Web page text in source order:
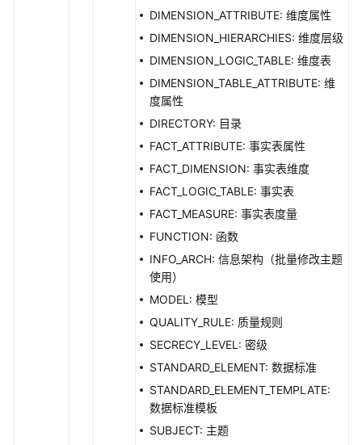
DIMENSION_ATTRIBUTE: 维度属性
DIMENSION_HIERARCHIES: 维度层级
DIMENSION_LOGIC_TABLE: 维度表
DIMENSION_TABLE_ATTRIBUTE: 维
度属性
DIRECTORY: 目录
FACT_ATTRIBUTE: 事实表属性
FACT_DIMENSION: 事实表维度
FACT_LOGIC_TABLE: 事实表
FACT_MEASURE: 事实表度量
FUNCTION: 函数
INFO_ARCH: 信息架构（批量修改主题
使用）
MODEL: 模型
QUALITY_RULE: 质量规则
SECRECY_LEVEL: 密级
STANDARD_ELEMENT: 数据标准
STANDARD_ELEMENT_TEMPLATE:
数据标准模板
SUBJECT: 主题